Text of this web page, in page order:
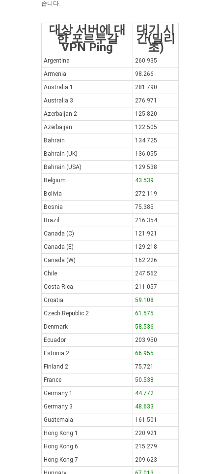
습니다.
대상 서버에 대
한 포르투갈
VPN Ping
대기 시
간(밀리
초)
Argentina
260.935
Armenia
98.266
Australia 1
281.790
Australia 3
276.971
Azerbaijan 2
125.820
Azerbaijan
122.505
Bahrain
134.725
Bahrain (UK)
136.055
Bahrain (USA)
129.538
Belgium
43.539
Bolivia
272.119
Bosnia
75.385
Brazil
216.354
Canada (C)
121.921
Canada (E)
129.218
Canada (W)
162.226
Chile
247.562
Costa Rica
211.057
Croatia
59.108
Czech Republic 2
61.575
Denmark
58.536
Ecuador
203.950
Estonia 2
66.955
Finland 2
75.721
France
50.538
Germany 1
44.772
Germany 3
48.633
Guatemala
161.501
Hong Kong 1
220.921
Hong Kong 6
215.279
Hong Kong 7
209.623